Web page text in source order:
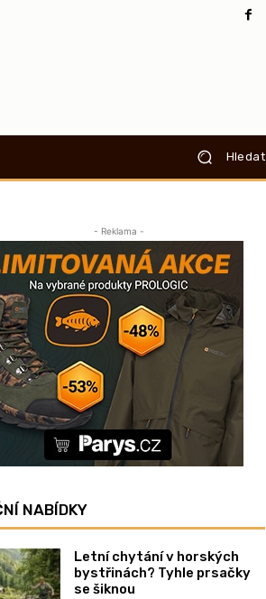
Hledat
- Reklama -
NABÍDKY
Letní chytání v horských
bystřinách? Tyhle prsačky
se šiknou